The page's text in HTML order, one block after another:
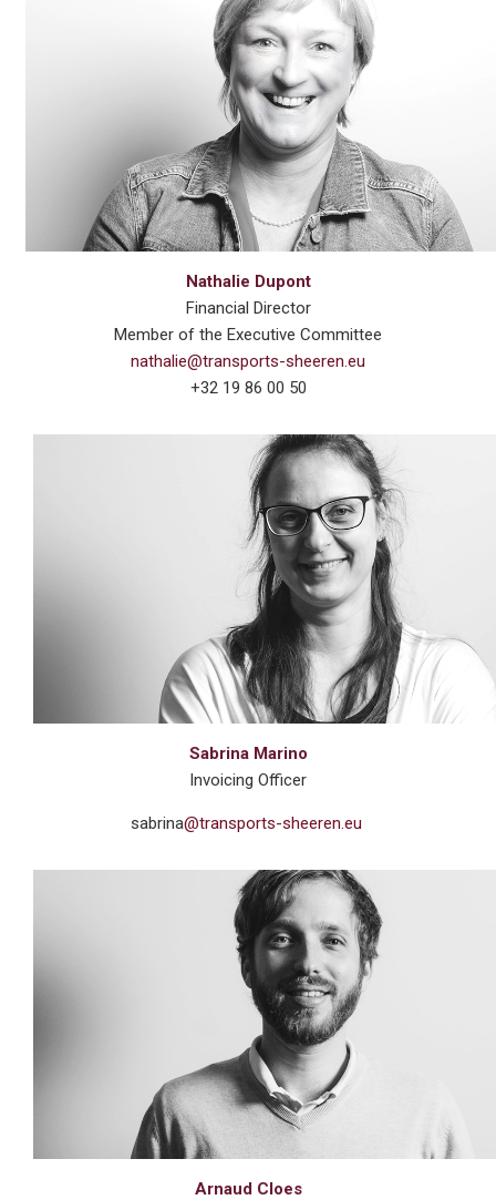
Nathalie Dupont
Financial Director
Member of the Executive Committee
nathalie@transports-sheeren.eu
+32 19 86 00 50
Sabrina Marino
Invoicing Officer
sabrina@transports-sheeren.eu
Arnaud Cloes